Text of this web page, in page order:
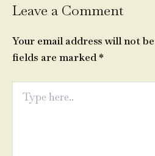
Leave a Comment
Your email address will not
fields are marked*
here..